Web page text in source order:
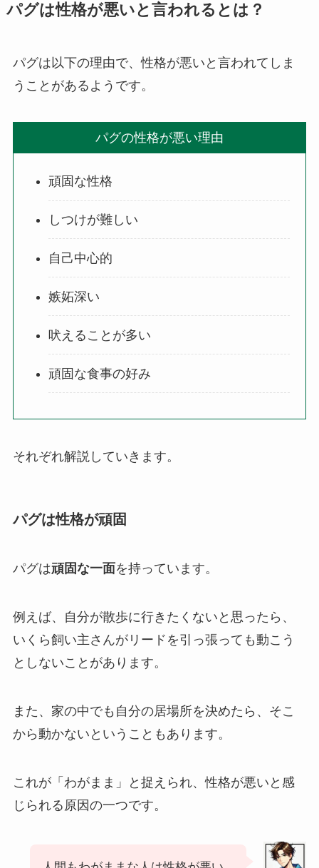
パグは性格が悪いと言われるとは？
パグは以下の理由で、性格が悪いと言われてしま
うことがあるようです。
パグの性格が悪い理由
頑固な性格
しつけが難しい
自己中心的
嫉妬深い
吠えることが多い
頑固な食事の好み
それぞれ解説していきます。
パグは性格が頑固
パグは頑固な一面を持っています。
例えば、自分が散歩に行きたくないと思ったら、
いくら飼い主さんがリードを引っ張っても動こう
としないことがあります。
また、家の中でも自分の居場所を決めたら、そこ
から動かないということもあります。
これが「わがまま」と捉えられ、性格が悪いと感
じられる原因の一つです。